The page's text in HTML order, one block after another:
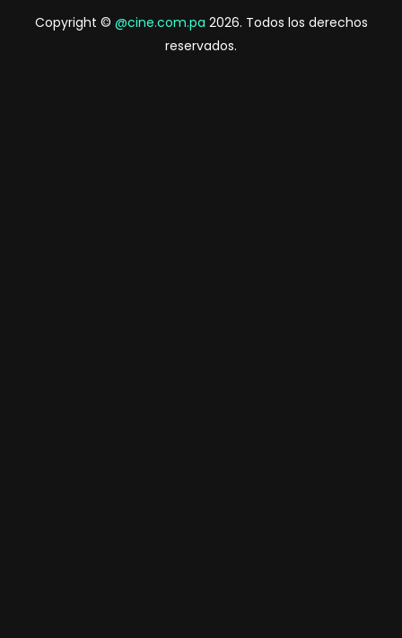
Copyright © @cine.com.pa 2026. Todos los derechos
reservados.